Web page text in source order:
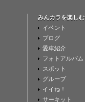
みんカラを楽しむ
イベント
ブログ
愛車紹介
フォトアルバム
スポット
グループ
イイね！
サーキット